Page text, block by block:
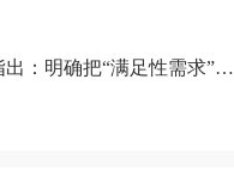
：明确把“满足性需求”排